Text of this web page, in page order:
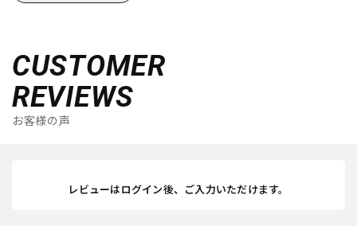
CUSTOMER
REVIEWS
お客様の声
レビューはログイン後、ご入力いただけます。